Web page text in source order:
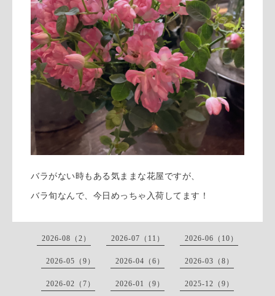
バラがない時もある気ままな花屋ですが、
バラ旬なんで、今日めっちゃ入荷してます！
2026-08（2） 2026-07（11） 2026-06（10）
2026-05（9） 2026-04（6） 2026-03（8）
2026-02（7） 2026-01（9） 2025-12（9）